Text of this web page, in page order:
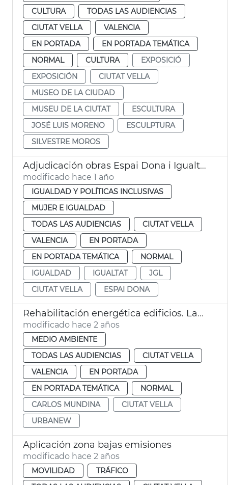
CULTURA
TODAS LAS AUDIENCIAS
CIUTAT VELLA
VALENCIA
EN PORTADA
EN PORTADA TEMÁTICA
NORMAL
CULTURA
EXPOSICIÓ
EXPOSICIÓN
CIUTAT VELLA
MUSEO DE LA CIUDAD
MUSEU DE LA CIUTAT
ESCULTURA
JOSÉ LUIS MORENO
ESCULPTURA
SILVESTRE MOROS
Adjudicación obras Espai Dona i Igualtat València
modificado hace 1 año
IGUALDAD Y POLÍTICAS INCLUSIVAS
MUJER E IGUALDAD
TODAS LAS AUDIENCIAS
CIUTAT VELLA
VALENCIA
EN PORTADA
EN PORTADA TEMÁTICA
NORMAL
IGUALDAD
IGUALTAT
JGL
CIUTAT VELLA
ESPAI DONA
Rehabilitación energética edificios. Laboratorio Ciutat Vella
modificado hace 2 años
MEDIO AMBIENTE
TODAS LAS AUDIENCIAS
CIUTAT VELLA
VALENCIA
EN PORTADA
EN PORTADA TEMÁTICA
NORMAL
CARLOS MUNDINA
CIUTAT VELLA
URBANEW
Aplicación zona bajas emisiones
modificado hace 2 años
MOVILIDAD
TRÁFICO